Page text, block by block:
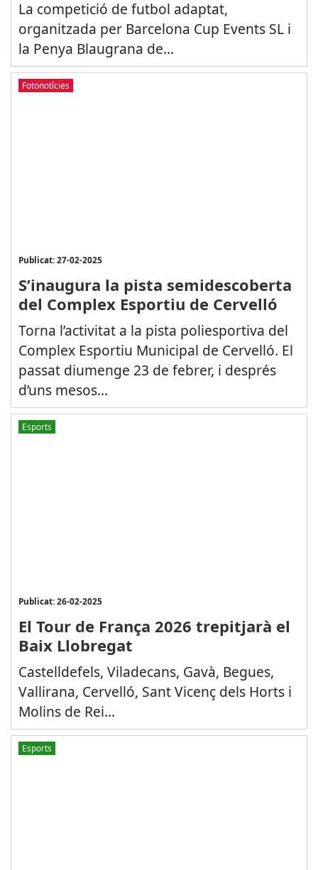
La competició de futbol adaptat,
organitzada per Barcelona Cup Events SL i
la Penya Blaugrana de...
Fotonotícies
Publicat: 27-02-2025
S’inaugura la pista semidescoberta
del Complex Esportiu de Cervelló
Torna l’activitat a la pista poliesportiva del
Complex Esportiu Municipal de Cervelló. El
passat diumenge 23 de febrer, i després
d’uns mesos...
Esports
Publicat: 26-02-2025
El Tour de França 2026 trepitjarà el
Baix Llobregat
Castelldefels, Viladecans, Gavà, Begues,
Vallirana, Cervelló, Sant Vicenç dels Horts i
Molins de Rei...
Esports